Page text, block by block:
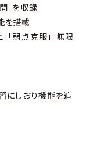
」を収録
を搭載
「弱点克服」「無限
にしおり機能を追